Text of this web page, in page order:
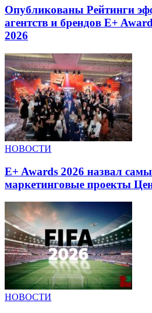
Опубликованы Рейтинги
агентств и брендов E+
2026
НОВОСТИ
E+ Awards 2026 назвал
маркетинговые проекты
НОВОСТИ